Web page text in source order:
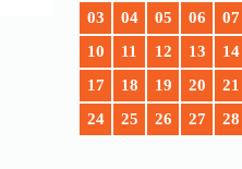
03
04 05 06 07
10
11 12 13 14
17
18 19 20 21
24
25 26 27 28